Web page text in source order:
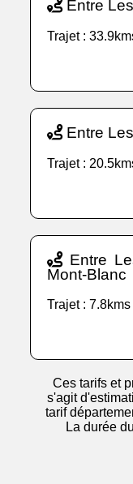
Entre
Trajet :
Entre
Trajet :
Entre
Mont-Blanc
Trajet :
Ces tarifs et
s'agit
tarif
La durée